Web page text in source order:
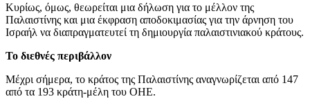
Κυρίως, όμως, θεωρείται μια δήλωση για το μέλλον της
Παλαιστίνης και μια έκφραση αποδοκιμασίας για την άρνηση του
Ισραήλ να διαπραγματευτεί τη δημιουργία παλαιστινιακού κράτους.
Το διεθνές περιβάλλον
Μέχρι σήμερα, το κράτος της Παλαιστίνης αναγνωρίζεται από 147
από τα 193 κράτη-μέλη του ΟΗΕ.